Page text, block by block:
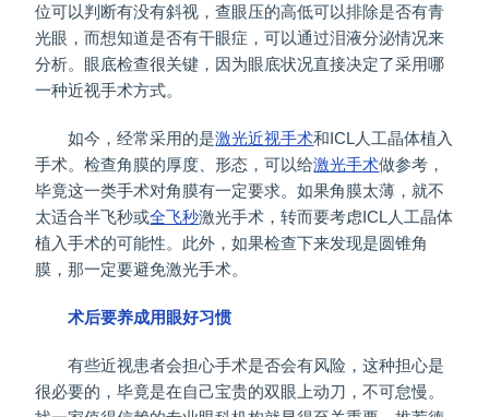
位可以判断有没有斜视，查眼压的高低可以排除是否有青
光眼，而想知道是否有干眼症，可以通过泪液分泌情况来
分析。眼底检查很关键，因为眼底状况直接决定了采用哪
一种近视手术方式。
如今，经常采用的是激光近视手术和ICL人工晶体植入
手术。检查角膜的厚度、形态，可以给激光手术做参考，
毕竟这一类手术对角膜有一定要求。如果角膜太薄，就不
太适合半飞秒或全飞秒激光手术，转而要考虑ICL人工晶体
植入手术的可能性。此外，如果检查下来发现是圆锥角
膜，那一定要避免激光手术。
术后要养成用眼好习惯
有些近视患者会担心手术是否会有风险，这种担心是
很必要的，毕竟是在自己宝贵的双眼上动刀，不可怠慢。